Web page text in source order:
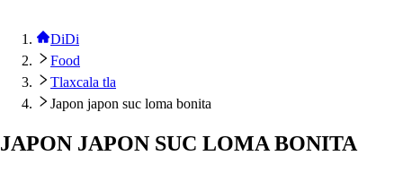
DiDi
Food
Tlaxcala tla
Japon japon suc loma bonita
JAPON JAPON SUC LOMA BONITA